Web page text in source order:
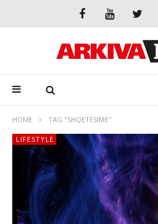
HOME TAG "SHQETËSIME"
LIFESTYLE